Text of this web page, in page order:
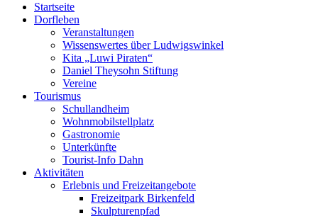
Startseite
Dorfleben
Veranstaltungen
Wissenswertes über Ludwigswinkel
Kita „Luwi Piraten“
Daniel Theysohn Stiftung
Vereine
Tourismus
Schullandheim
Wohnmobilstellplatz
Gastronomie
Unterkünfte
Tourist-Info Dahn
Aktivitäten
Erlebnis und Freizeitangebote
Freizeitpark Birkenfeld
Skulpturenpfad